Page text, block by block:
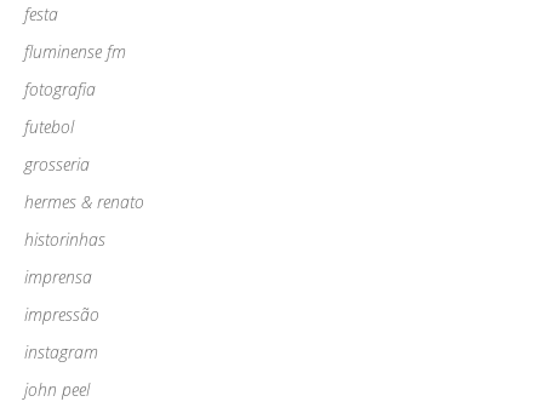
festa
fluminense fm
fotografia
futebol
grosseria
hermes & renato
historinhas
imprensa
impressão
instagram
john peel